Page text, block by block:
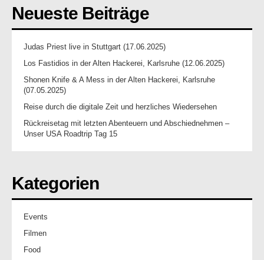
Neueste Beiträge
Judas Priest live in Stuttgart (17.06.2025)
Los Fastidios in der Alten Hackerei, Karlsruhe (12.06.2025)
Shonen Knife & A Mess in der Alten Hackerei, Karlsruhe
(07.05.2025)
Reise durch die digitale Zeit und herzliches Wiedersehen
Rückreisetag mit letzten Abenteuern und Abschiednehmen –
Unser USA Roadtrip Tag 15
Kategorien
Events
Filmen
Food